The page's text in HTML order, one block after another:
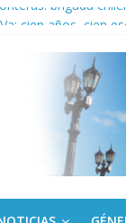
brigada
Canel a brigada
rescate en
cubana amante